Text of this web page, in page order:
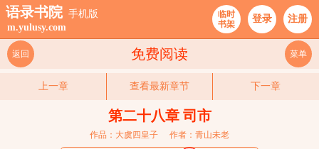
语录书院 手机版
m.yulusy.com
临时
书架
登录 注册
免费阅读
返回 菜单
上一章 查看最新章节 下一章
第二十八章 司市
作品：大虞四皇子 作者：青山未老